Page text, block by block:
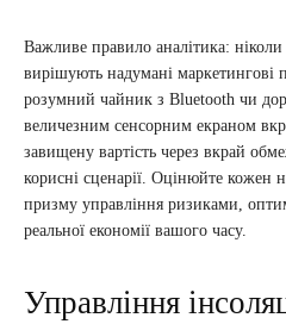
Важливе правило аналітика: ніколи
вирішують надумані маркетингові
розумний чайник з Bluetooth чи
величезним сенсорним екраном
завищену вартість через вкрай
корисні сценарії. Оцінюйте кожен
призму управління ризиками,
реальної економії вашого часу.
Управління